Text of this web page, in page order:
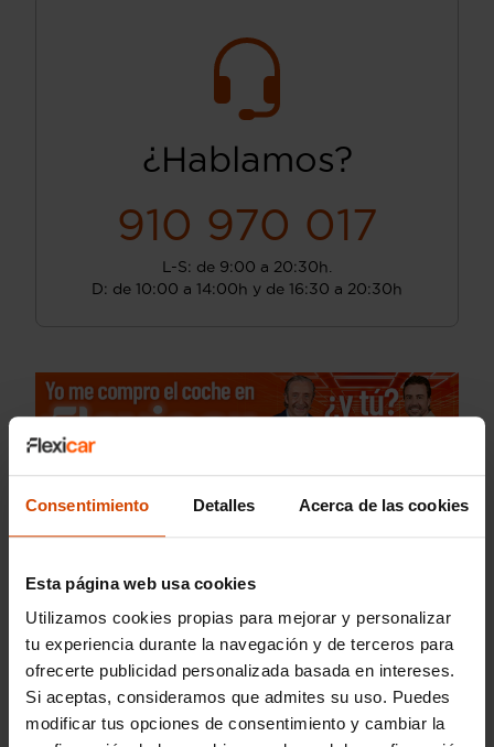
Consentimiento Detalles Acerca de las cookies
Esta página web usa cookies
Utilizamos cookies propias para mejorar y personalizar
tu experiencia durante la navegación y de terceros para
ofrecerte publicidad personalizada basada en intereses.
Si aceptas, consideramos que admites su uso. Puedes
modificar tus opciones de consentimiento y cambiar la
¿Hablamos?
910 970 017
L-S: de 9:00 a 20:30h.
D: de 10:00 a 14:00h y de 16:30 a 20:30h